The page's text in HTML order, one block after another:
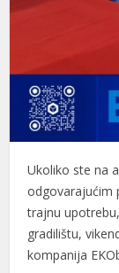
Ukoliko ste na
odgovarajućim
trajnu
gradilištu,
kompanija